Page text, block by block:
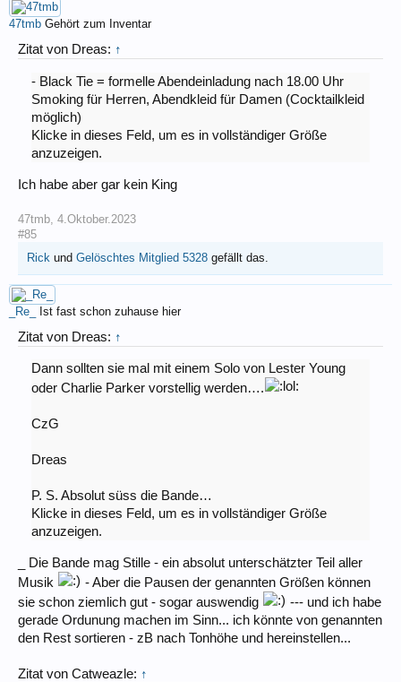
47tmb Gehört zum Inventar
Zitat von Dreas: ↑
- Black Tie = formelle Abendeinladung nach 18.00 Uhr
Smoking für Herren, Abendkleid für Damen (Cocktailkleid
möglich)
Klicke in dieses Feld, um es in vollständiger Größe
anzuzeigen.
Ich habe aber gar kein King
47tmb 4.Oktober.2023
#85
Rick und Gelöschtes Mitglied 5328 gefällt das.
_Re_ Ist fast schon zuhause hier
Zitat von Dreas: ↑
Dann sollten sie mal mit einem Solo von Lester Young
oder Charlie Parker vorstellig werden….
CzG
Dreas
P. S. Absolut süss die Bande…
Klicke in dieses Feld, um es in vollständiger Größe
anzuzeigen.
_ Die Bande mag Stille - ein absolut unterschätzter Teil aller
Musik
- Aber die Pausen der genannten Größen können
sie schon ziemlich gut - sogar auswendig
--- und ich habe
gerade Ordunung machen im Sinn... ich könnte von genannten
den Rest sortieren - zB nach Tonhöhe und hereinstellen...
Zitat von Catweazle: ↑